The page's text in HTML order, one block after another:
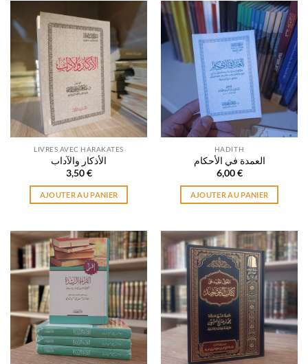
LIVRES AVEC HARAKATES
الأذكار والآداب
3,50€
AJOUTER AU PANIER
HADITH
العمدة في الأحكام
6,00€
AJOUTER AU PANIER